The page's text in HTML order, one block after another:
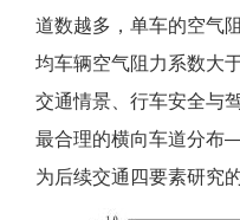
道数越多，单车的空气
均车辆空气阻力系数大
交通情景、行车安全与
最合理的横向车道分布
为后续交通四要素研究